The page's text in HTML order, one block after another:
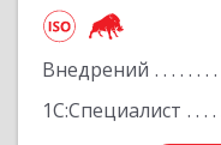
Внедрений
1С:Специалист